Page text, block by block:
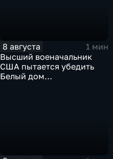
8 августа
1 мин
Высший военачальник
США пытается убедить
Белый дом